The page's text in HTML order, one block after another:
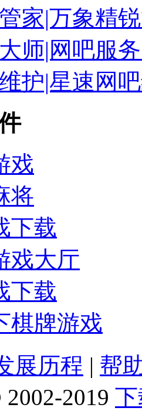
家|万象精
师|网吧服
护|星速网
戏
将
下载
戏大厅
下载
棋牌游戏
www.jjxhf.com/
展历程 | 帮
2019